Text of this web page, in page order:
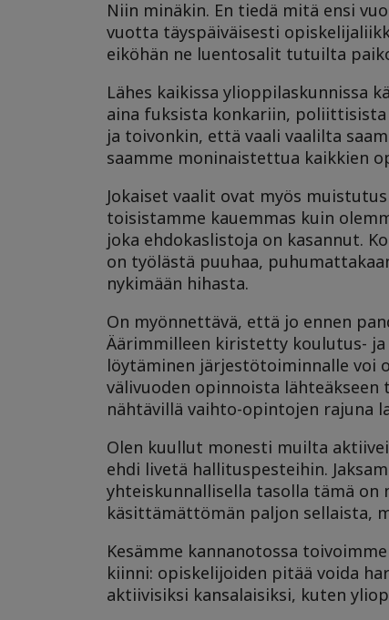
Niin minäkin. En tiedä mitä ensi
vuotta täyspäiväisesti
eiköhän ne luentosalit tutuilta
Lähes kaikissa ylioppilaskunnissa
aina fuksista konkariin,
ja toivonkin, että vaali vaalilta
saamme moninaistettua kaikkien
Jokaiset vaalit ovat myös
toisistamme kauemmas kuin
joka ehdokaslistoja on kasannut.
on työlästä puuhaa,
nykimään hihasta.
On myönnettävä, että jo ennen
Äärimmilleen kiristetty koulutus-
löytäminen järjestötoiminnalle voi
välivuoden opinnoista
nähtävillä vaihto-opintojen rajuna
Olen kuullut monesti muilta
ehdi livetä hallituspesteihin.
yhteiskunnallisella tasolla tämä on
käsittämättömän paljon sellaista,
Kesämme kannanotossa
kiinni: opiskelijoiden pitää voida
aktiivisiksi kansalaisiksi, kuten